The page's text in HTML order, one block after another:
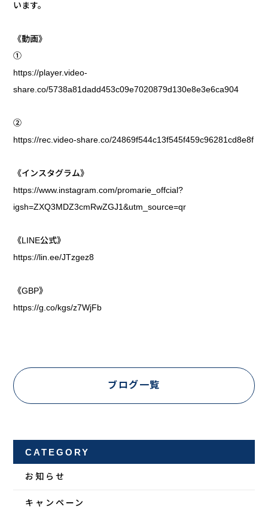
います。
《動画》
①
https://player.video-
share.co/5738a81dadd453c09e7020879d130e8e3e6ca904
②
https://rec.video-share.co/24869f544c13f545f459c96281cd8e8f
《インスタグラム》
https://www.instagram.com/promarie_offcial?
igsh=ZXQ3MDZ3cmRwZGJ1&utm_source=qr
《LINE公式》
https://lin.ee/JTzgez8
《GBP》
https://g.co/kgs/z7WjFb
ブログ一覧
CATEGORY
お知らせ
キャンペーン